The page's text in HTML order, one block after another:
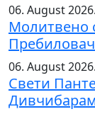
06. August
Молитвено
06. August
Свети